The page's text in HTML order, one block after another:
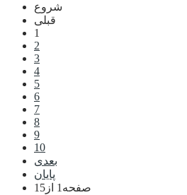
شروع
قبلی
1
2
3
4
5
6
7
8
9
10
بعدی
پایان
صفحه1 از15